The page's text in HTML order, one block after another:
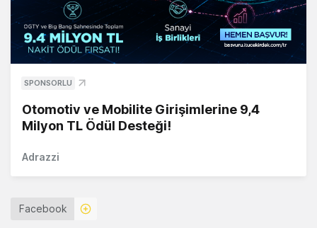
SPONSORLU
Otomotiv ve Mobilite Girişimlerine 9,4
Milyon TL Ödül Desteği!
Adrazzi
Facebook